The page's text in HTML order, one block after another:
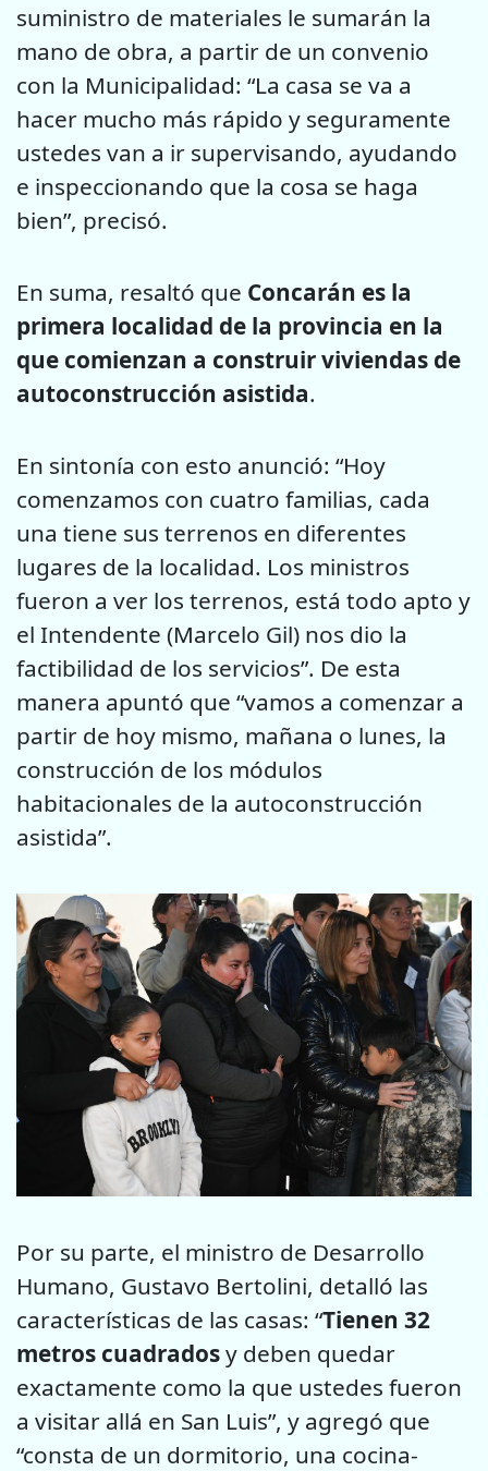
suministro de materiales le sumarán la
mano de obra, a partir de un convenio
con la Municipalidad: “La casa se va a
hacer mucho más rápido y seguramente
ustedes van a ir supervisando, ayudando
e inspeccionando que la cosa se haga
bien”, precisó.
En suma, resaltó que Concarán es la
primera localidad de la provincia en la
que comienzan a construir viviendas de
autoconstrucción asistida.
En sintonía con esto anunció: “Hoy
comenzamos con cuatro familias, cada
una tiene sus terrenos en diferentes
lugares de la localidad. Los ministros
fueron a ver los terrenos, está todo apto y
el Intendente (Marcelo Gil) nos dio la
factibilidad de los servicios”. De esta
manera apuntó que “vamos a comenzar a
partir de hoy mismo, mañana o lunes, la
construcción de los módulos
habitacionales de la autoconstrucción
asistida”.
Por su parte, el ministro de Desarrollo
Humano, Gustavo Bertolini, detalló las
características de las casas: “Tienen 32
metros cuadradosy deben quedar
exactamente como la que ustedes fueron
a visitar allá en San Luis”, y agregó que
“consta de un dormitorio, una cocina-